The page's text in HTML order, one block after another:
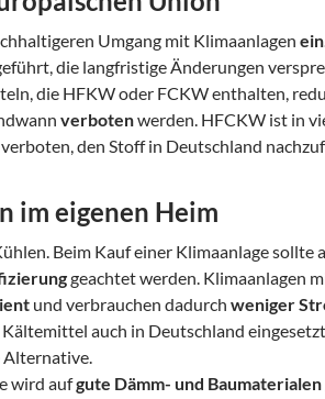
Umgang mit Klimaanlagen ein
die langfristige Änderungen
die HFKW oder FCKW enthalten,
verbotenwerden. HFCKW ist in
den Stoff in Deutschland
im eigenen Heim
Beim Kauf einer Klimaanlage sollte
geachtet werden. Klimaanlagen
und verbrauchen dadurch weniger
auch in Deutschland
wird aufgute Dämm- und Baumaterialen